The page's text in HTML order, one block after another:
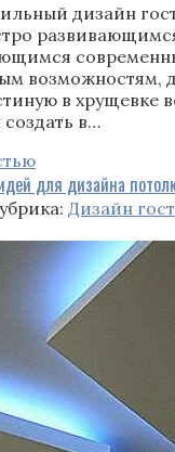
дизайн
возможностям,
в хрущевке
в…
для дизайна
Дизайн